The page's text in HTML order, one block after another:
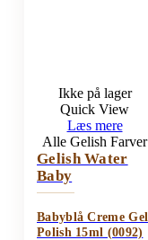
Ikke på lager
Quick View
Læs mere
Alle Gelish Farver
Gelish Water
Baby
Babyblå Creme Gel
Polish 15ml (0092)